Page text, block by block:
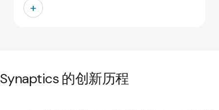
+
Synaptics 的创新历程